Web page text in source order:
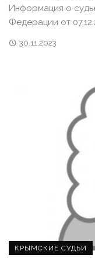
Информация о
Федерации от
30.11.2023
КРЫМСКИЕ СУДЬИ